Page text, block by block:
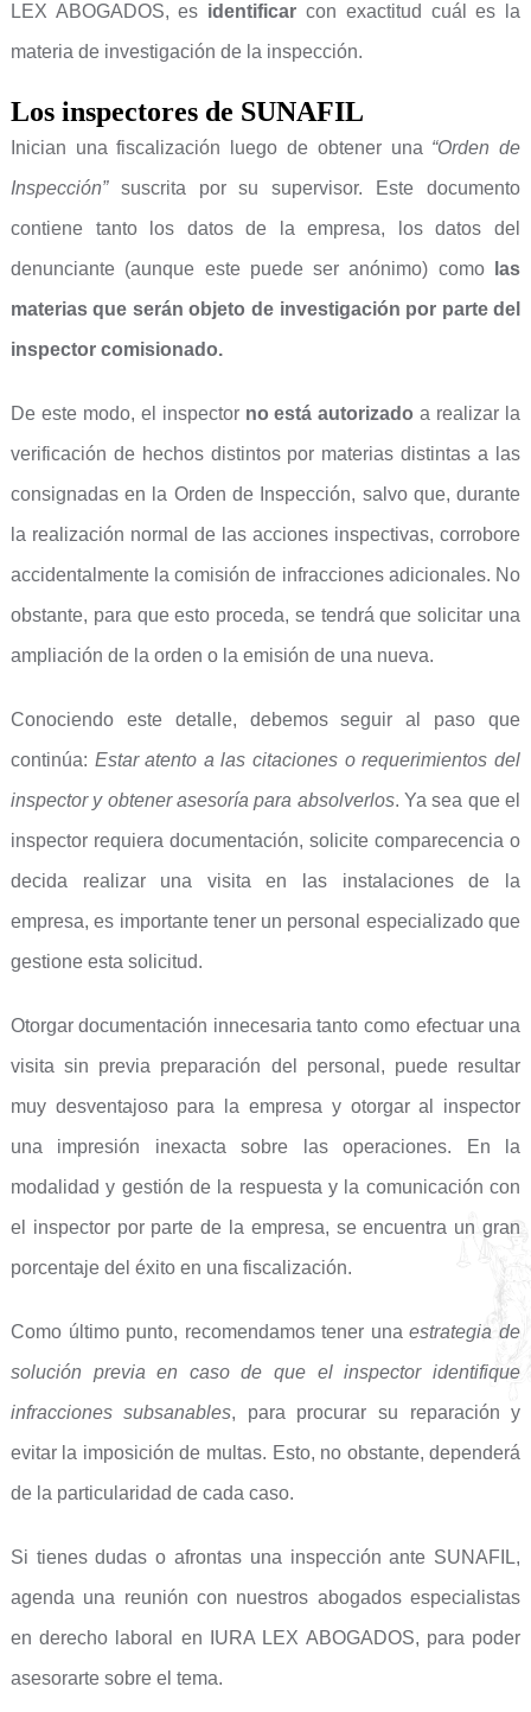
LEX ABOGADOS, es identificar con exactitud cuál es la
materia de investigación de la inspección.
Los inspectores de SUNAFIL
Inician una fiscalización luego de obtener una “Orden de
Inspección”suscrita por su supervisor. Este documento
contiene tanto los datos de la empresa, los datos del
denunciante (aunque este puede ser anónimo) como
las
materias que serán objeto de investigación por parte del
inspector comisionado.
De este modo, el inspector no está autorizado a realizar la
verificación de hechos distintos por materias distintas a las
consignadas en la Orden de Inspección, salvo que, durante
la realización normal de las acciones inspectivas, corrobore
accidentalmente la comisión de infracciones adicionales. No
obstante, para que esto proceda, se tendrá que solicitar una
ampliación de la orden o la emisión de una nueva.
Conociendo este detalle, debemos seguir al paso que
continúa: Estar atento a las citaciones o requerimientos del
inspector y obtener asesoría para absolverlos. Ya sea que el
inspector requiera documentación, solicite comparecencia o
decida realizar una visita en las instalaciones de la
empresa, es importante tener un personal especializado que
gestione esta solicitud.
Otorgar documentación innecesaria tanto como efectuar una
visita sin previa preparación del personal, puede resultar
muy desventajoso para la empresa y otorgar al inspector
una impresión inexacta sobre las operaciones. En la
modalidad y gestión de la respuesta y la comunicación con
el inspector por parte de la empresa, se encuentra un gran
porcentaje del éxito en una fiscalización.
Como último punto, recomendamos tener unaestrategia de
solución previa en caso de que el inspector identifique
infracciones subsanables, para procurar su reparación y
evitar la imposición de multas. Esto, no obstante, dependerá
de la particularidad de cada caso.
Si tienes dudas o afrontas una inspección ante SUNAFIL,
agenda una reunión con nuestros abogados especialistas
en derecho laboral en IURA LEX ABOGADOS, para poder
asesorarte sobre el tema.